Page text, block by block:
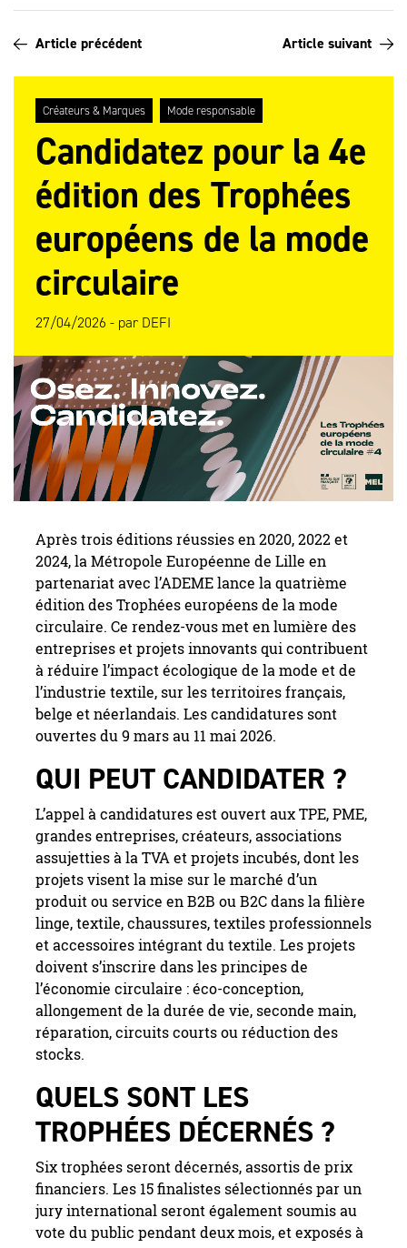
Article précédent Article suivant
Créateurs & Marques Mode responsable
Candidatez pour la 4e
édition des Trophées
européens de la mode
circulaire
27/04/2026 - par DEFI
Après trois éditions réussies en 2020, 2022 et
2024, la Métropole Européenne de Lille en
partenariat avec l’ADEME lance la quatrième
édition des Trophées européens de la mode
circulaire. Ce rendez-vous met en lumière des
entreprises et projets innovants qui contribuent
à réduire l’impact écologique de la mode et de
l’industrie textile, sur les territoires français,
belge et néerlandais. Les candidatures sont
ouvertes du 9 mars au 11 mai 2026.
QUI PEUT CANDIDATER ?
L’appel à candidatures est ouvert aux TPE, PME,
grandes entreprises, créateurs, associations
assujetties à la TVA et projets incubés, dont les
projets visent la mise sur le marché d’un
produit ou service en B2B ou B2C dans la filière
linge, textile, chaussures, textiles professionnels
et accessoires intégrant du textile. Les projets
doivent s’inscrire dans les principes de
l’économie circulaire : éco-conception,
allongement de la durée de vie, seconde main,
réparation, circuits courts ou réduction des
stocks.
QUELS SONT LES
TROPHÉES DÉCERNÉS ?
Six trophées seront décernés, assortis de prix
financiers. Les 15 finalistes sélectionnés par un
jury international seront également soumis au
vote du public pendant deux mois, et exposés à